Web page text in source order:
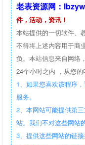
老表资源网：
件，活动，资讯！
本站提供的一切软件、
不得将上述内容用于商
负。本站信息来自网络
24个小时之内 ，从您的
1、如果您喜欢该程序
服务。
2、本网站可能提供第
站。我们不对这些网站
3、提供这些网站的链